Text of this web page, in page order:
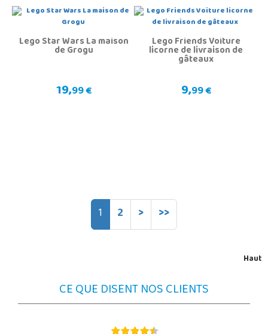
Lego Star Wars La maison
de Grogu
19,99 €
Lego Friends Voiture
licorne de livraison de
gâteaux
9,99 €
1 2 > >>
Haut
CE QUE DISENT NOS CLIENTS